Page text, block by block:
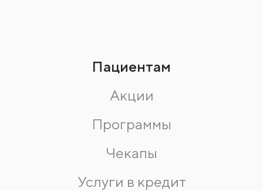
Пациентам
Акции
Программы
Чекапы
Услуги в кредит